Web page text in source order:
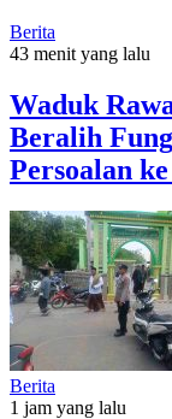
Berita
43 menit yang lalu
Waduk
Beralih
Persoalan
Berita
1 jam yang lalu